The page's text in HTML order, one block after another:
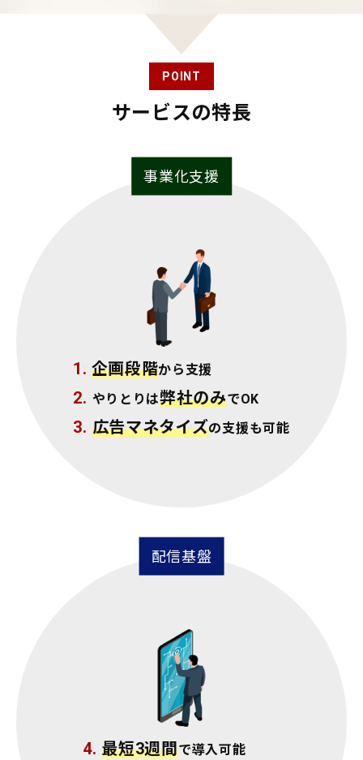
POINT
サービスの特長
事業化支援
1. 企画段階から支援
2. やりとりは弊社のみでOK
3.広告マネタイズの支援も可能
配信基盤
4.最短3週間で導入可能